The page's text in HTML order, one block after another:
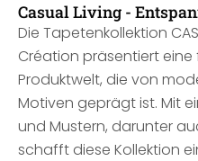
Casual Living -
Die Tapetenkollektion
Création präsentiert
Produktwelt, die von
Motiven geprägt ist. Mit
und Mustern, darunter
schafft diese Kollektion